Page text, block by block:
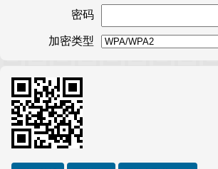
密码
加密类型